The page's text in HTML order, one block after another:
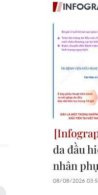
da đầu
nhân
08/08/2026